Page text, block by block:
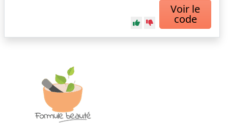
Voir le
code